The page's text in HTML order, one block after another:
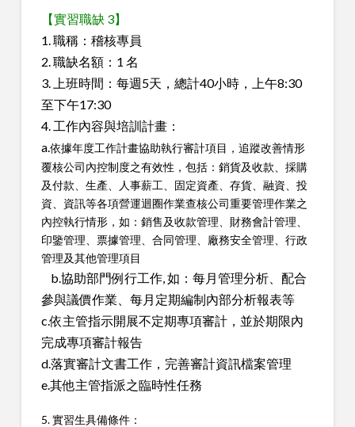
【實習職缺 3】
1. 職稱：稽核專員
2. 職缺名額：1 名
3. 上班時間：每週5天，總計40小時，上午8:30
至下午17:30
4. 工作內容與培訓計畫：
a.依據年度工作計畫協助執行審計項目，追蹤改善情形
覆核公司內控制度之有效性，包括：銷貨及收款、採購
及付款、生產、人事薪工、固定資產、存貨、融資、投
資、資訊等各項營運迴圈作業查核公司重要管理作業之
內控執行情形，如：銷售及收款管理、財務會計管理、
印鑒管理、票據管理、合同管理、廠務安全管理、行政
管理及其他管理項目
b.協助部門例行工作, 如：每月管理分析、配合
參與議價作業、每月定期編制內部分析報表等
c.依主管指示開展不定期專項審計，並於期限內
完成專項審計報告
d.落實審計文書工作，完善審計資訊檔案管理
e.其他主管指派之臨時性任務
5. 實習生具備條件：